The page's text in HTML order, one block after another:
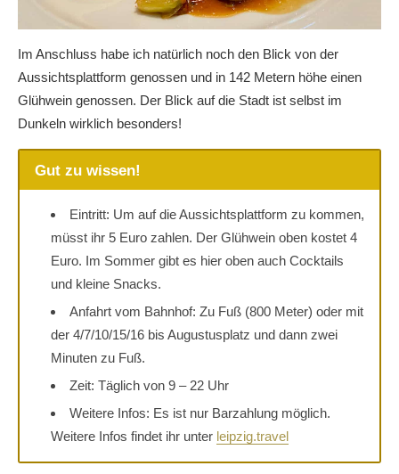
Im Anschluss habe ich natürlich noch den Blick von der
Aussichtsplattform genossen und in 142 Metern höhe einen
Glühwein genossen. Der Blick auf die Stadt ist selbst im
Dunkeln wirklich besonders!
Gut zu wissen!
Eintritt: Um auf die Aussichtsplattform zu kommen,
müsst ihr 5 Euro zahlen. Der Glühwein oben kostet 4
Euro. Im Sommer gibt es hier oben auch Cocktails
und kleine Snacks.
Anfahrt vom Bahnhof: Zu Fuß (800 Meter) oder mit
der 4/7/10/15/16 bis Augustusplatz und dann zwei
Minuten zu Fuß.
Zeit: Täglich von 9 – 22 Uhr
Weitere Infos: Es ist nur Barzahlung möglich.
Weitere Infos findet ihr unter leipzig.travel